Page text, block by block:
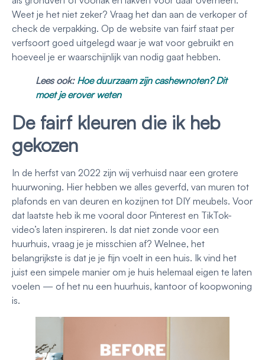
Weet je het niet zeker? Vraag het dan aan de verkoper of
check de verpakking. Op de website van fairf staat per
verfsoort goed uitgelegd waar je wat voor gebruikt en
hoeveel je er waarschijnlijk van nodig gaat hebben.
Lees ook: Hoe duurzaam zijn cashewnoten? Dit
moet je erover weten
De fairf kleuren die ik heb
gekozen
In de herfst van 2022 zijn wij verhuisd naar een grotere
huurwoning. Hier hebben we alles geverfd, van muren tot
plafonds en van deuren en kozijnen tot DIY meubels. Voor
dat laatste heb ik me vooral door Pinterest en TikTok-
video’s laten inspireren. Is dat niet zonde voor een
huurhuis, vraag je je misschien af? Welnee, het
belangrijkste is dat je je fijn voelt in een huis. Ik vind het
juist een simpele manier om je huis helemaal eigen te laten
voelen — of het nu een huurhuis, kantoor of koopwoning
is.